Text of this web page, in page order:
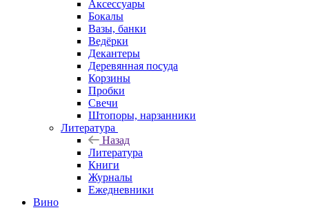
Аксессуары
Бокалы
Вазы, банки
Ведёрки
Декантеры
Деревянная посуда
Корзины
Пробки
Свечи
Штопоры, нарзанники
Литература
Назад
Литература
Книги
Журналы
Ежедневники
Вино